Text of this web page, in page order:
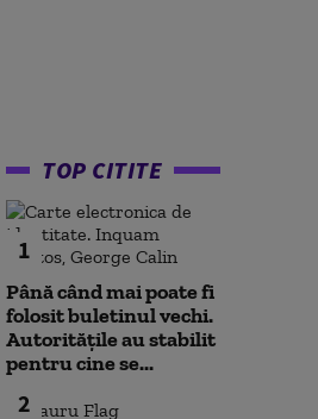
TOP CITITE
1
Până când mai poate fi
folosit buletinul vechi.
Autoritățile au stabilit
pentru cine se...
2